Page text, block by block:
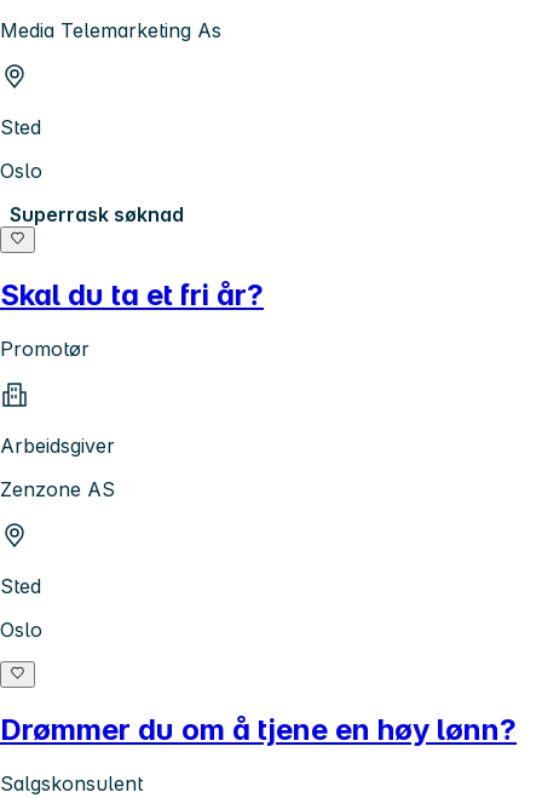
Media Telemarketing As
Sted
Oslo
Superrask søknad
Skal du ta et fri år?
Promotør
Arbeidsgiver
Zenzone AS
Sted
Oslo
Drømmer du om å tjene en høy lønn?
Salgskonsulent